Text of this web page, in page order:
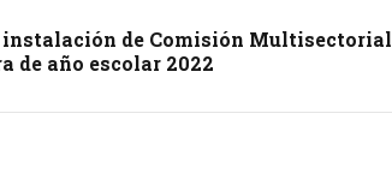
instalación de Comisión Multisectorial
de año escolar 2022